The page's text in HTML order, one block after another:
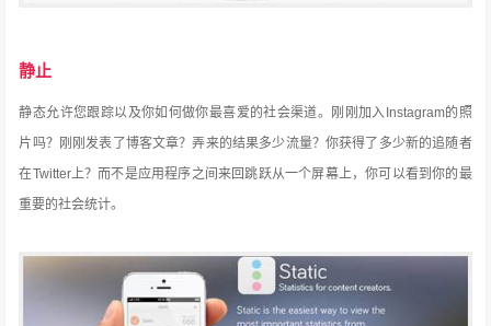
静止
静态允许您跟踪以及你如何做你最喜爱的社会渠道。
刚刚加入Instagram的照
片吗？ 刚刚发表了博客文章？弄来的结果多少流量？你获得了多少新的追随者
在Twitter上？而不是应用程序之间来回跳跃从一个屏幕上，你可以看到你的最
重要的社会统计。